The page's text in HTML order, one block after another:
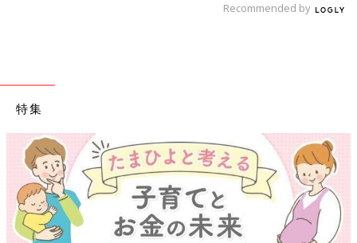
Recommended by
特集